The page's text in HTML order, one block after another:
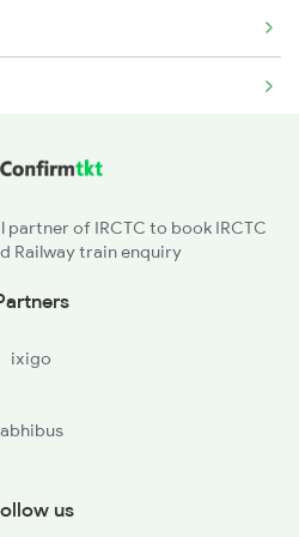
of IRCTC to book IRCTC
Railway train enquiry
ixigo
abhibus
us